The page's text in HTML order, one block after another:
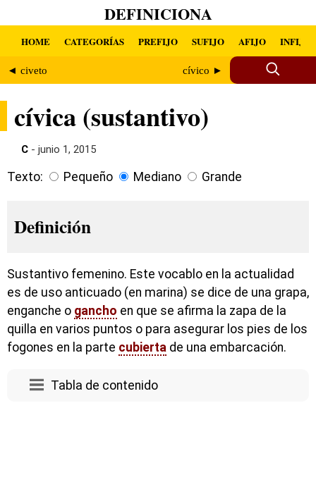
DEFINICIONA
HOME CATEGORÍAS PREFIJO SUFIJO AFIJO INFIJO
◄ civeto cívico ►
cívica (sustantivo)
C - junio 1, 2015
Texto: Pequeño Mediano Grande
Definición
Sustantivo femenino. Este vocablo en la actualidad
es de uso anticuado (en marina) se dice de una grapa,
enganche o gancho en que se afirma la zapa de la
quilla en varios puntos o para asegurar los pies de los
fogones en la parte cubierta de una embarcación.
Tabla de contenido